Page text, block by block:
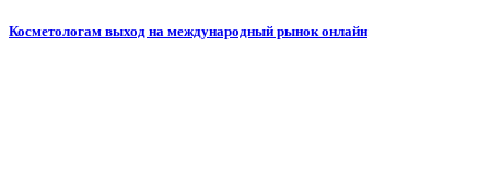
Косметологам выход на международный рынок онлайн